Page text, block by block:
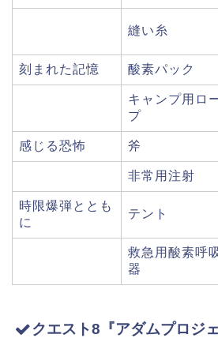
縫い糸
刻まれた記憶 酸素パック
キャンプ用ロ
プ
感じる恐怖 斧
非常用注射
時限爆弾ととも
に
テント
救急用酸素呼
器
クエスト8『アダムプロジ